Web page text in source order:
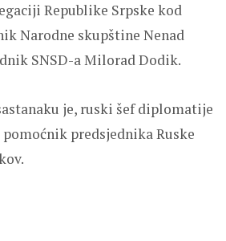
Republike Srpske kod
Narodne skupštine Nenad
SNSD-a Milorad Dodik.
je, ruski šef diplomatije
predsjednika Ruske